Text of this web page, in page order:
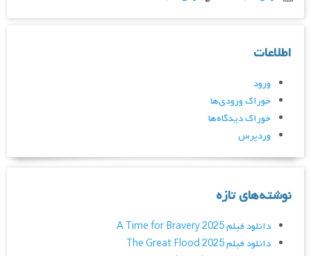
اطلاعات
ورود
خوراک ورودی‌ها
خوراک دیدگاه‌ها
وردپرس
نوشته‌های تازه
دانلود فیلم A Time for Bravery 2025
دانلود فیلم The Great Flood 2025